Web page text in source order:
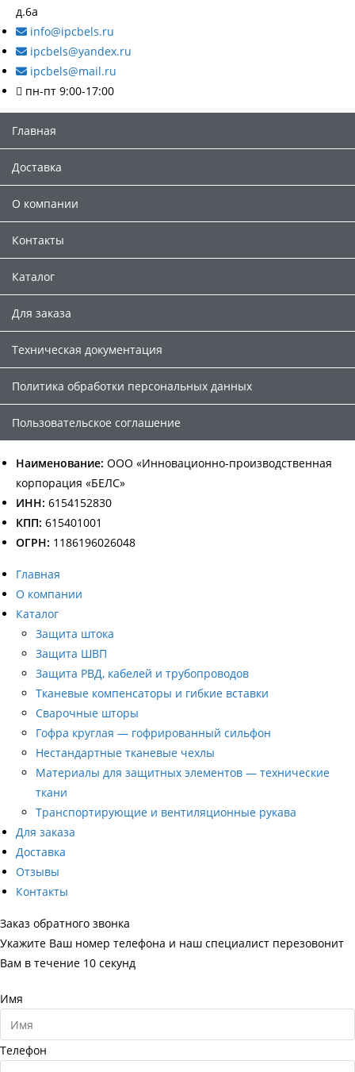
д.6а
info@ipcbels.ru
ipcbels@yandex.ru
ipcbels@mail.ru
пн-пт 9:00-17:00
Главная
Доставка
О компании
Контакты
Каталог
Для заказа
Техническая документация
Политика обработки персональных данных
Пользовательское соглашение
Наименование: ООО «Инновационно-производственная
корпорация «БЕЛС»
ИНН: 6154152830
КПП: 615401001
ОГРН: 1186196026048
Главная
О компании
Каталог
Защита штока
Защита ШВП
Защита РВД, кабелей и трубопроводов
Тканевые компенсаторы и гибкие вставки
Сварочные шторы
Гофра круглая — гофрированный сильфон
Нестандартные тканевые чехлы
Материалы для защитных элементов — технические
ткани
Транспортирующие и вентиляционные рукава
Для заказа
Доставка
Отзывы
Контакты
Заказ обратного звонка
Укажите Ваш номер телефона и наш специалист перезовонит
Вам в течение 10 секунд
Имя
Телефон